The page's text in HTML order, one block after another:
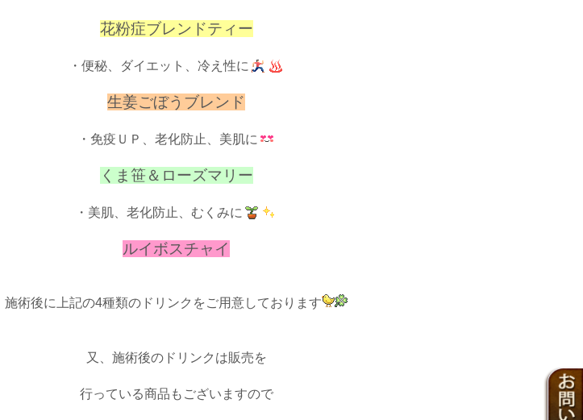
花粉症ブレンドティー
・便秘、ダイエット、冷え性に
生姜ごぼうブレンド
・免疫ＵＰ、老化防止、美肌に
くま笹＆ローズマリー
・美肌、老化防止、むくみに
ルイボスチャイ
施術後に上記の4種類のドリンクをご用意しております
又、施術後のドリンクは販売を
行っている商品もございますので